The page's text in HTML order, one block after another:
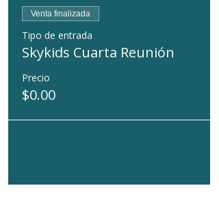
Venta finalizada
Tipo de entrada
Skykids Cuarta Reunión
Precio
$0.00